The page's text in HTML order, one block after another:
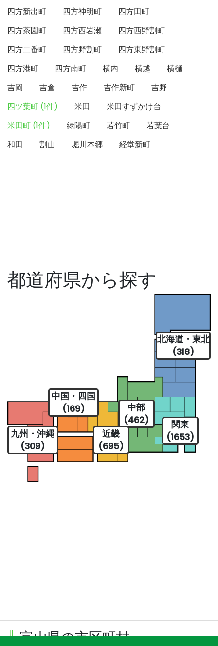
四方新出町
四方神明町
四方田町
四方茶園町
四方西岩瀬
四方西野割町
四方二番町
四方野割町
四方東野割町
四方港町
四方南町 横内 横越
横樋
吉岡
吉倉 吉作 吉作新町
吉野
四ツ葉町 (1件)
米田
米田すずかけ台
米田町 (1件)
緑陽町 若竹町
若葉台
和田
割山 堀川本郷 経堂新町
都道府県から探す
北海道・東北
(318)
関東
(1653)
中部
(462)
近畿
(695)
中国・四国
(169)
九州・沖縄
(309)
富山県の市区町村